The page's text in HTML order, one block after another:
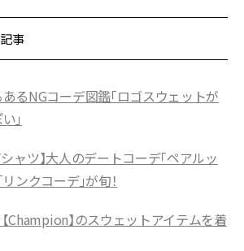
事
るNGコーデ図鑑「ロゴスウェットが
」
ャツ】大人のデートコーデ「ペアルッ
ンクコーデ」が旬！
Champion】のスウェットアイテムを着